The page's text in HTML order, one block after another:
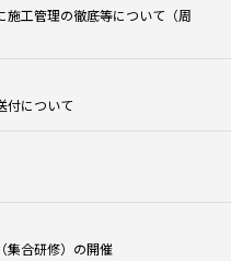
工管理の徹底等について（周
付について
集合研修）の開催